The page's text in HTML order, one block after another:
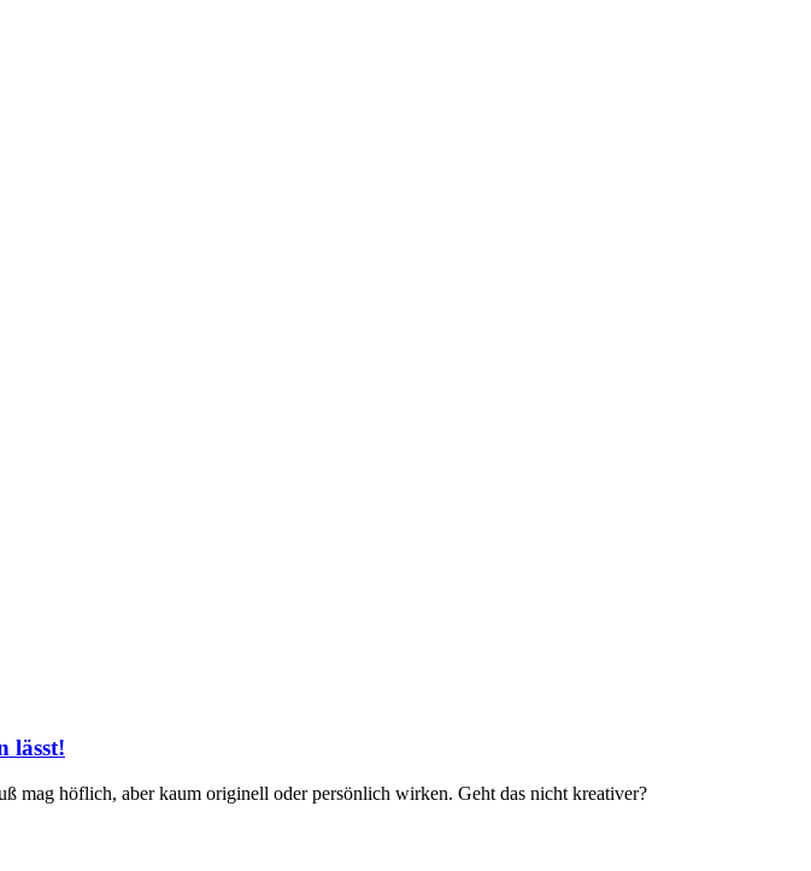
lässt!
mag höf­lich, aber kaum ori­gi­nell oder per­sön­lich wir­ken. Geht das nicht kreativer?